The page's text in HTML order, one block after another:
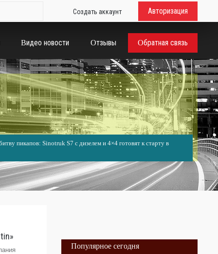
Создать аккаунт Авторизация
Видео новости Отзывы Обратная связь
пикапов: Sinotruk S7 с дизелем и 4×4 готовят к старту в
Популярное сегодня